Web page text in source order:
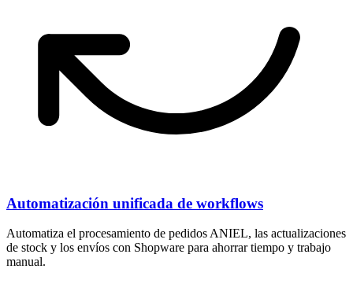
Automatización unificada de workflows
Automatiza el procesamiento de pedidos ANIEL, las actualizaciones
de stock y los envíos con Shopware para ahorrar tiempo y trabajo
manual.